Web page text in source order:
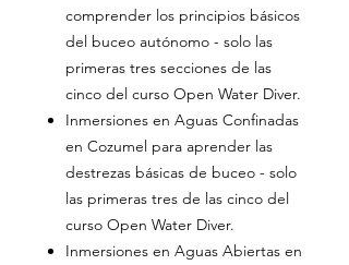
comprender los principios básicos
del buceo autónomo - solo las
primeras tres secciones de las
cinco del curso Open Water Diver.
Inmersiones en Aguas Confinadas
en Cozumel para aprender las
destrezas básicas de buceo - solo
las primeras tres de las cinco del
curso Open Water Diver.
Inmersiones en Aguas Abiertas en